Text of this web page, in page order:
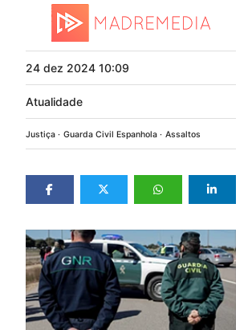
24 dez 2024 10:09
Atualidade
Justiça Guarda Civil Espanhola Assaltos